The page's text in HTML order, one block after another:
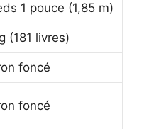
1 pouce (1,85 m)
(181 livres)
foncé
foncé